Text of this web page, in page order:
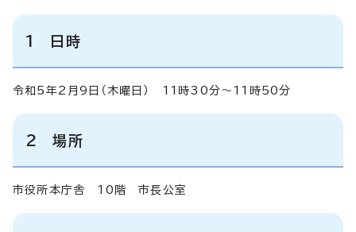
1 日時
令和5年2月9日（木曜日） 11時30分～11時50分
2 場所
市役所本庁舎 10階 市長公室